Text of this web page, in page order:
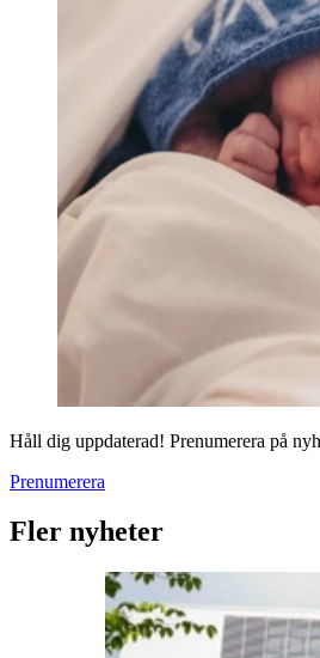
Håll dig uppdaterad! Prenumerera på
Prenumerera
Fler nyheter